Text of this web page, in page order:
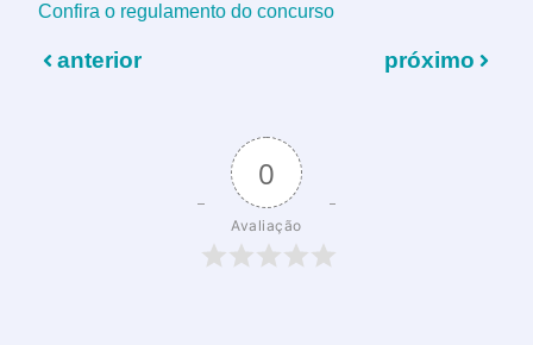
Confira o regulamento do concurso
anterior próximo
0
Avaliação